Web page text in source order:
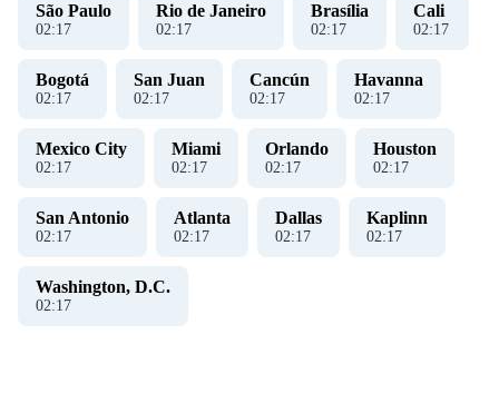
São Paulo
02:17
Rio de Janeiro
02:17
Brasília
02:17
Cali
02:17
Bogotá
02:17
San Juan
02:17
Cancún
02:17
Havanna
02:17
Mexico City
02:17
Miami
02:17
Orlando
02:17
Houston
02:17
San Antonio
02:17
Atlanta
02:17
Dallas
02:17
Kaplinn
02:17
Washington, D.C.
02:17